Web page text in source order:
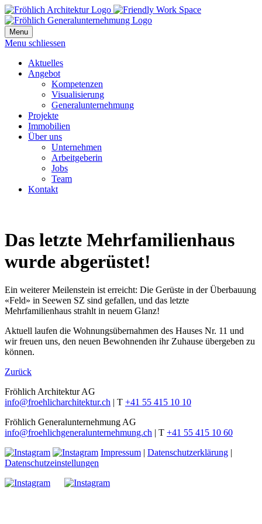
Menu
Menu schliessen
Aktuelles
Angebot
Kompetenzen
Visualisierung
Generalunternehmung
Projekte
Immobilien
Über uns
Unternehmen
Arbeitgeberin
Jobs
Team
Kontakt
Das letzte Mehrfamilienhaus
wurde abgerüstet!
Ein weiterer Meilenstein ist erreicht: Die Gerüste in der Überbauung
«Feld» in Seewen SZ sind gefallen, und das letzte
Mehrfamilienhaus strahlt in neuem Glanz!
Aktuell laufen die Wohnungsübernahmen des Hauses Nr. 11 und
wir freuen uns, den neuen Bewohnenden ihr Zuhause übergeben zu
können.
Zurück
Fröhlich Architektur AG
info@froehlicharchitektur.ch | T +41 55 415 10 10
Fröhlich Generalunternehmung AG
info@froehlichgeneralunternehmung.ch | T +41 55 415 10 60
Impressum | Datenschutzerklärung |
Datenschutzeinstellungen